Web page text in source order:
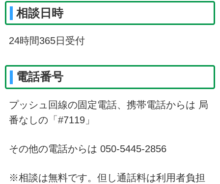
相談日時
24時間365日受付
電話番号
プッシュ回線の固定電話、携帯電話からは 局
番なしの「#7119」
その他の電話からは 050-5445-2856
※相談は無料です。但し通話料は利用者負担